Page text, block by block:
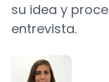
su idea y
entrevista.